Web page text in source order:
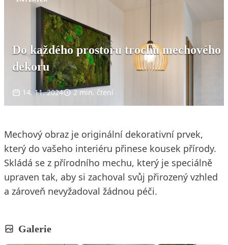
Do každého prostoru trochu mechového
dekoru
14. 11. 2024 2 min. čtení
Mechový obraz je originální dekorativní prvek,
který do vašeho interiéru přinese kousek přírody.
Skládá se z přírodního mechu, který je speciálně
upraven tak, aby si zachoval svůj přirozený vzhled
a zároveň nevyžadoval žádnou péči.
Galerie